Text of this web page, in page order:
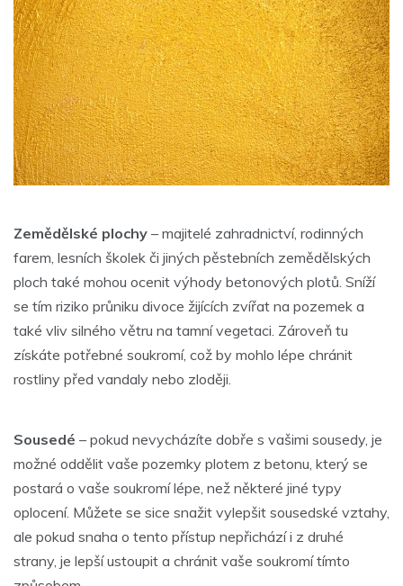
Zemědělské plochy – majitelé zahradnictví, rodinných
farem, lesních školek či jiných pěstebních zemědělských
ploch také mohou ocenit výhody betonových plotů. Sníží
se tím riziko průniku divoce žijících zvířat na pozemek a
také vliv silného větru na tamní vegetaci. Zároveň tu
získáte potřebné soukromí, což by mohlo lépe chránit
rostliny před vandaly nebo zloději.
Sousedé – pokud nevycházíte dobře s vašimi sousedy, je
možné oddělit vaše pozemky plotem z betonu, který se
postará o vaše soukromí lépe, než některé jiné typy
oplocení. Můžete se sice snažit vylepšit sousedské vztahy,
ale pokud snaha o tento přístup nepřichází i z druhé
strany, je lepší ustoupit a chránit vaše soukromí tímto